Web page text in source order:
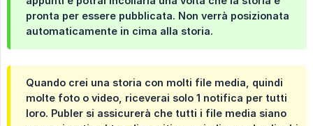
pronta per essere pubblicata. Non verrà posizionata
automaticamente in cima alla storia.
Quando crei una storia con molti file media, quindi
molte foto o video, riceverai solo 1 notifica per tutti
loro. Publer si assicurerà che tutti i file media siano